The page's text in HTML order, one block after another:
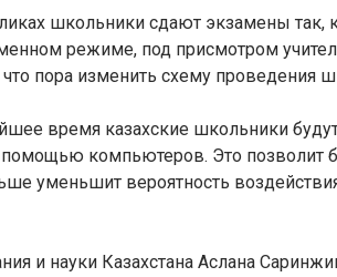
школьники сдают экзамены так,
режиме, под присмотром
пора изменить схему проведения
время казахские школьники
помощью компьютеров. Это позволит
уменьшит вероятность
и науки Казахстана Аслана